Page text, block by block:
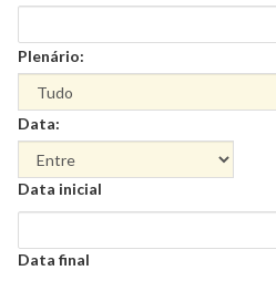
Plenário:
Data:
Data
Data inicial
Data
Data final